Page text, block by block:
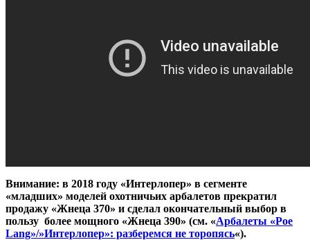
Внимание: в 2018 году «Интерлопер» в сегменте
«младших» моделей охотничьих арбалетов прекратил
продажу «Жнеца 370» и сделал окончательный выбор в
пользу более мощного «Жнеца 390» (см. «Арбалеты «Poe
Lang»/»Интерлопер»: разберемся не торопясь«).